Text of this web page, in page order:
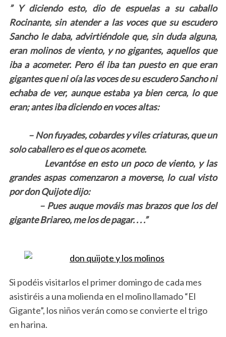
” Y diciendo esto, dio de espuelas a su caballo
Rocinante, sin atender a las voces que su escudero
Sancho le daba, advirtiéndole que, sin duda alguna,
eran molinos de viento, y no gigantes, aquellos que
iba a acometer. Pero él iba tan puesto en que eran
gigantes que ni oía las voces de su escudero Sancho ni
echaba de ver, aunque estaba ya bien cerca, lo que
eran; antes iba diciendo en voces altas:
– Non fuyades, cobardes y viles criaturas, que un
solo caballero es el que os acomete.
Levantóse en esto un poco de viento, y las
grandes aspas comenzaron a moverse, lo cual visto
por don Quijote dijo:
– Pues auque mováis mas brazos que los del
gigante Briareo, me los de pagar. . . .”
Si podéis visitarlos el primer domingo de cada mes
asistiréis a una molienda en el molino llamado “El
Gigante”, los niños verán como se convierte el trigo
en harina.